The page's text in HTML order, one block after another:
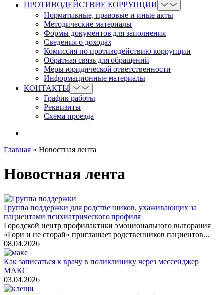
ПРОТИВОДЕЙСТВИЕ КОРРУПЦИИ
Нормативные, правовые и иные акты
Методические материалы
Формы документов для заполнения
Сведения о доходах
Комиссия по противодействию коррупции
Обратная связь для обращений
Меры юридической ответственности
Информационные материалы
КОНТАКТЫ
График работы
Реквизиты
Схема проезда
Главная » Новостная лента
Новостная лента
Группа поддержки для родственников, ухаживающих за
пациентами психиатрического профиля
Городской центр профилактики эмоционального выгорания
«Гори и не сгорай» приглашает родственников пациентов...
08.04.2026
Как записаться к врачу в поликлинику через мессенджер
МАКС
03.04.2026